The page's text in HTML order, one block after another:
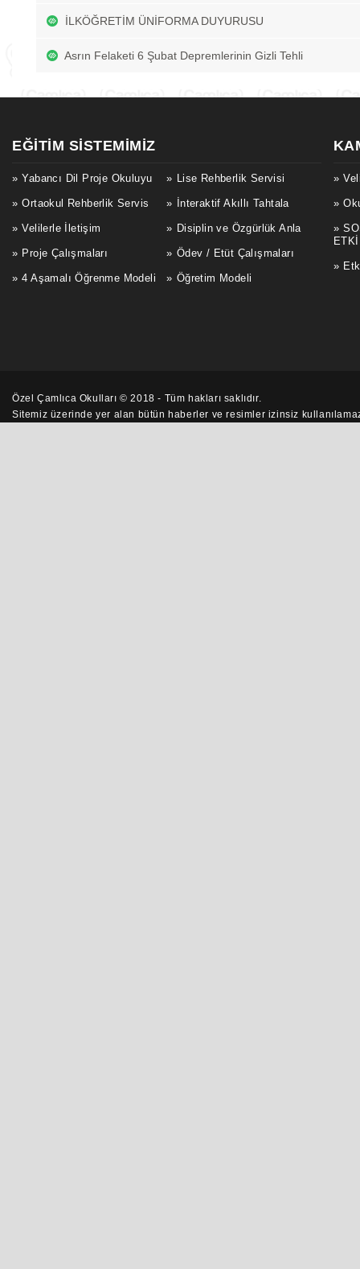
İLKÖĞRETİM ÜNİFORMA DUYURUSU
Asrın Felaketi 6 Şubat Depremlerinin Gizli Tehli
EĞITIM SISTEMIMIZ
Yabancı Dil Proje Okuluyu Lise Rehberlik Servisi
Ortaokul Rehberlik Servis İnteraktif Akıllı Tahtala
Velilerle İletişim Disiplin ve Özgürlük Anla
Proje Çalışmaları Ödev / Etüt Çalışmaları
4 Aşamalı Öğrenme Modeli Öğretim Modeli
Özel Çamlıca Okulları © 2018 - Tüm hakları saklıdır.
Sitemiz üzerinde yer alan bütün haberler ve resimler izinsiz